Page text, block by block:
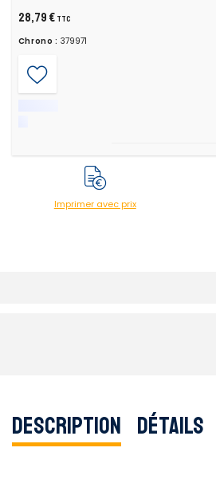
28,79 € TTC
Chrono : 379971
Imprimer avec prix
Description Détails